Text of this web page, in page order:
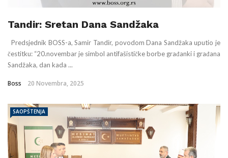
Tandir: Sretan Dana Sandžaka
Predsjednik BOSS-a, Samir Tandir, povodom Dana Sandžaka uputio je
čestitku: “20.novembar je simbol antifašističke borbe građanki i građana
Sandžaka, dan kada ...
Boss 20 Novembra, 2025
SAOPŠTENJA